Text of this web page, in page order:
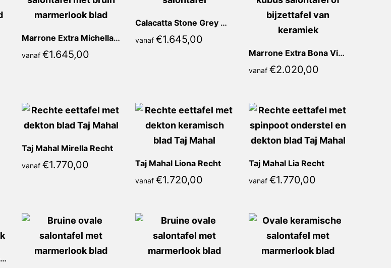
Marrone Extra Michella Recht
vanaf €1.645,00
Calacatta Stone Grey Michella Recht
vanaf €1.645,00
Marrone Extra Bona Vierkant
vanaf €2.020,00
Taj Mahal Mirella Recht
vanaf €1.770,00 Taj Mahal Liona Recht
vanaf €1.720,00
Taj Mahal Lia Recht
vanaf €1.770,00
Blue Oro Marina Vierkant